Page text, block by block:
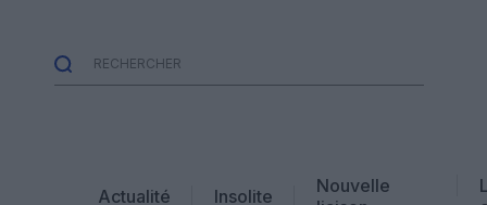
Actualité Insolite
Nouvelle